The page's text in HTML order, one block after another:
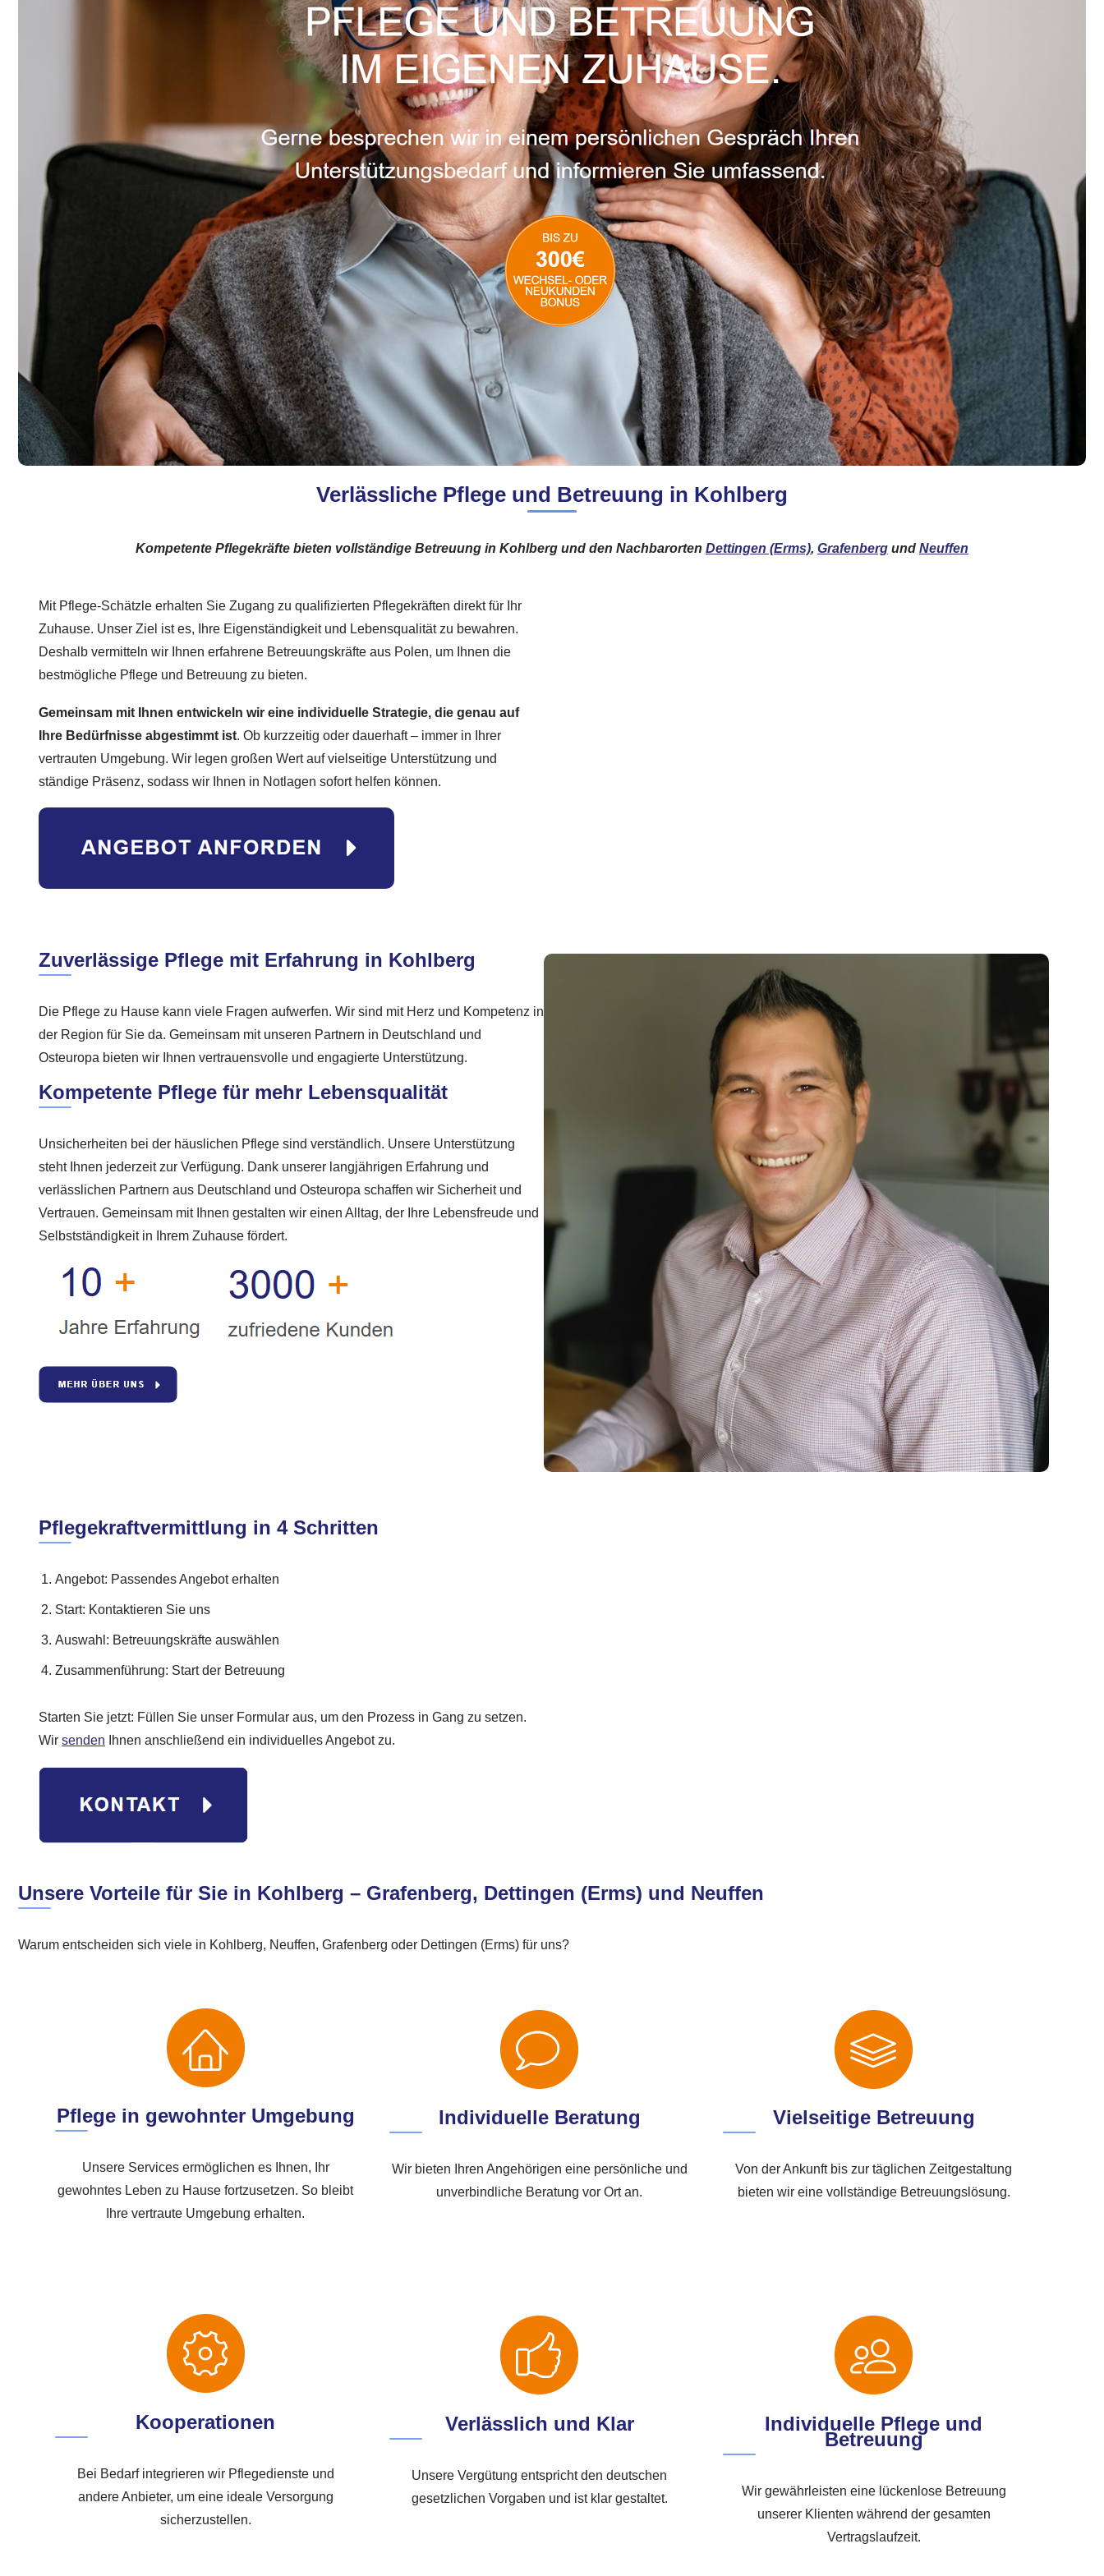
Verlässliche Pflege und Betreuung in Kohlberg
Kompetente Pflegekräfte bieten vollständige Betreuung in Kohlberg und den Nachbarorten Dettingen (Erms), Grafenberg und Neuffen
Mit Pflege-Schätzle erhalten Sie Zugang zu qualifizierten Pflegekräften direkt für Ihr
Zuhause. Unser Ziel ist es, Ihre Eigenständigkeit und Lebensqualität zu bewahren.
Deshalb vermitteln wir Ihnen erfahrene Betreuungskräfte aus Polen, um Ihnen die
bestmögliche Pflege und Betreuung zu bieten.
Gemeinsam mit Ihnen entwickeln wir eine individuelle Strategie, die genau auf
Ihre Bedürfnisse abgestimmt ist. Ob kurzzeitig oder dauerhaft – immer in Ihrer
vertrauten Umgebung. Wir legen großen Wert auf vielseitige Unterstützung und
ständige Präsenz, sodass wir Ihnen in Notlagen sofort helfen können.
Zuverlässige Pflege mit Erfahrung in Kohlberg
Die Pflege zu Hause kann viele Fragen aufwerfen. Wir sind mit Herz und Kompetenz in
der Region für Sie da. Gemeinsam mit unseren Partnern in Deutschland und
Osteuropa bieten wir Ihnen vertrauensvolle und engagierte Unterstützung.
Kompetente Pflege für mehr Lebensqualität
Unsicherheiten bei der häuslichen Pflege sind verständlich. Unsere Unterstützung
steht Ihnen jederzeit zur Verfügung. Dank unserer langjährigen Erfahrung und
verlässlichen Partnern aus Deutschland und Osteuropa schaffen wir Sicherheit und
Vertrauen. Gemeinsam mit Ihnen gestalten wir einen Alltag, der Ihre Lebensfreude und
Selbstständigkeit in Ihrem Zuhause fördert.
Pflegekraftvermittlung in 4 Schritten
Angebot: Passendes Angebot erhalten
Start: Kontaktieren Sie uns
Auswahl: Betreuungskräfte auswählen
Zusammenführung: Start der Betreuung
Starten Sie jetzt: Füllen Sie unser Formular aus, um den Prozess in Gang zu setzen.
Wir senden Ihnen anschließend ein individuelles Angebot zu.
Unsere Vorteile für Sie in Kohlberg – Grafenberg, Dettingen (Erms) und Neuffen
Warum entscheiden sich viele in Kohlberg, Neuffen, Grafenberg oder Dettingen (Erms) für uns?
Pflege in gewohnter Umgebung
Unsere Services ermöglichen es Ihnen, Ihr
gewohntes Leben zu Hause fortzusetzen. So bleibt
Ihre vertraute Umgebung erhalten.
Individuelle Beratung
Wir bieten Ihren Angehörigen eine persönliche und
unverbindliche Beratung vor Ort an.
Vielseitige Betreuung
Von der Ankunft bis zur täglichen Zeitgestaltung
bieten wir eine vollständige Betreuungslösung.
Kooperationen
Bei Bedarf integrieren wir Pflegedienste und
andere Anbieter, um eine ideale Versorgung
sicherzustellen.
Verlässlich und Klar
Unsere Vergütung entspricht den deutschen
gesetzlichen Vorgaben und ist klar gestaltet.
Individuelle Pflege und
Betreuung
Wir gewährleisten eine lückenlose Betreuung
unserer Klienten während der gesamten
Vertragslaufzeit.